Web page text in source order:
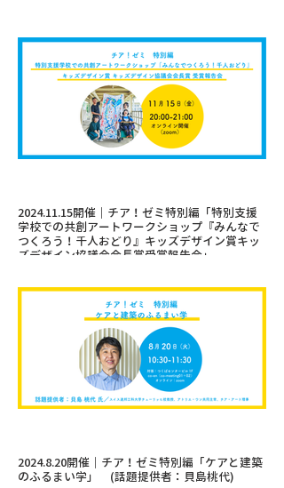
2024.11.15開催｜チア！ゼミ特別編「特別支援
学校での共創アートワークショップ『みんなで
つくろう！千人おどり』キッズデザイン賞キッ
ズデザイン協議会会長賞受賞報告会」
2024.8.20開催｜チア！ゼミ特別編「ケアと建築
のふるまい学」 (話題提供者：貝島桃代)